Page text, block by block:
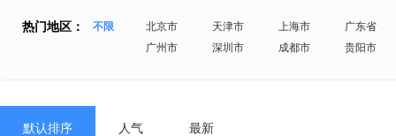
热门地区： 不限 北京市 天津市 上海市
广东省
广州市
深圳市 成都市 贵阳市
默认排序 人气 最新